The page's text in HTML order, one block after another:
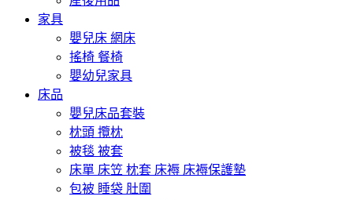
家具
嬰兒床 網床
搖椅 餐椅
嬰幼兒家具
床品
嬰兒床品套裝
枕頭 攬枕
被毯 被套
床單 床笠 枕套 床褥 床褥保護墊
包被 睡袋 肚圍